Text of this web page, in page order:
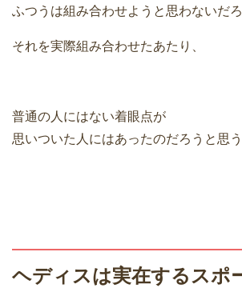
ふつうは組み合わせようと思わないだろ
それを実際組み合わせたあたり、
普通の人にはない着眼点が
思いついた人にはあったのだろうと思う
ヘディスは実在するスポ